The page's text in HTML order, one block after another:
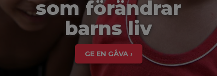
som förändrar
barns liv
GE EN GÅVA ›